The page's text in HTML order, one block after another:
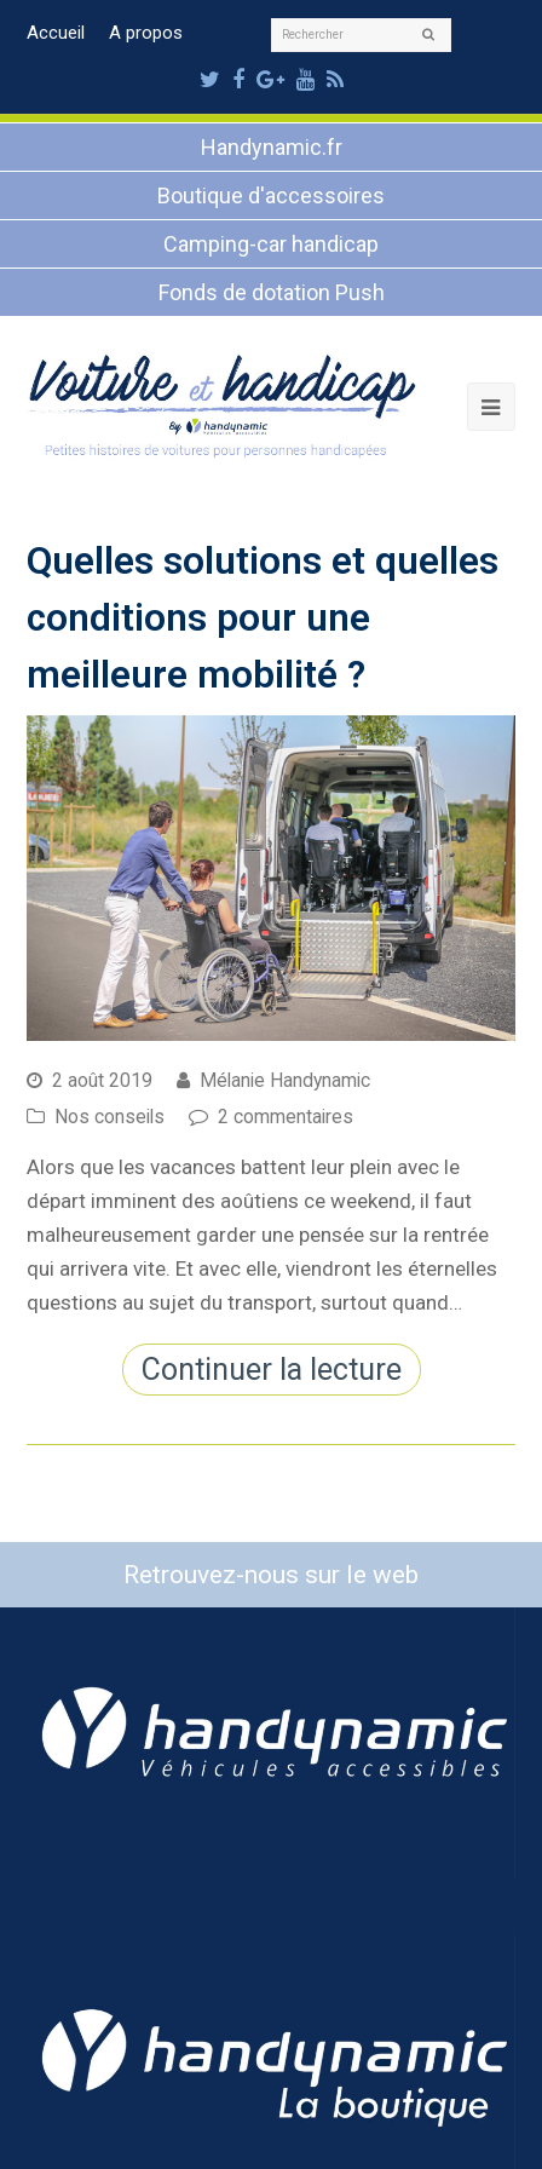
Accueil A propos Rechercher
Twitter
Facebook
Google
Plus
Youtube
RSS
Handynamic.fr
Boutique d'accessoires
Camping-car handicap
Fonds de dotation Push
Quelles solutions et quelles
conditions pour une
meilleure mobilité ?
2 août 2019
Mélanie Handynamic
Nos conseils
2 commentaires
Alors que les vacances battent leur plein avec le
départ imminent des aoûtiens ce weekend, il faut
malheureusement garder une pensée sur la rentrée
qui arrivera vite. Et avec elle, viendront les éternelles
questions au sujet du transport, surtout quand…
Continuer la lecture
Retrouvez-nous sur le web